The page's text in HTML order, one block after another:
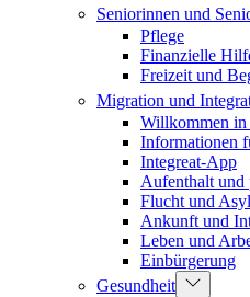
Seniorinnen und
Pflege
Finanzielle
Freizeit und
Migration und
Willkommen in
Informationen
Integreat-App
Aufenthalt und
Flucht und Asyl
Ankunft und
Leben und
Einbürgerung
Gesundheit